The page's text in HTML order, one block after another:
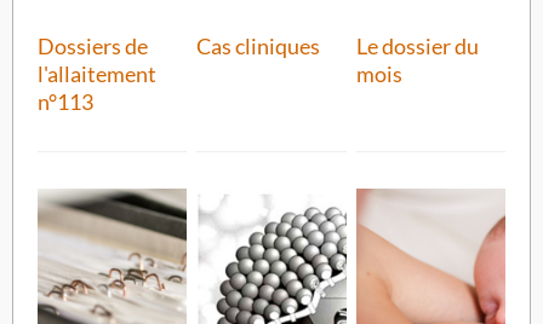
Dossiers de
l'allaitement
n°113
Cas cliniques
Le dossier du
mois